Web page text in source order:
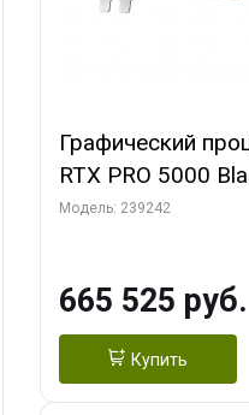
Графический
RTX PRO 5000
Модель: 239242
665 525 руб.
Купить